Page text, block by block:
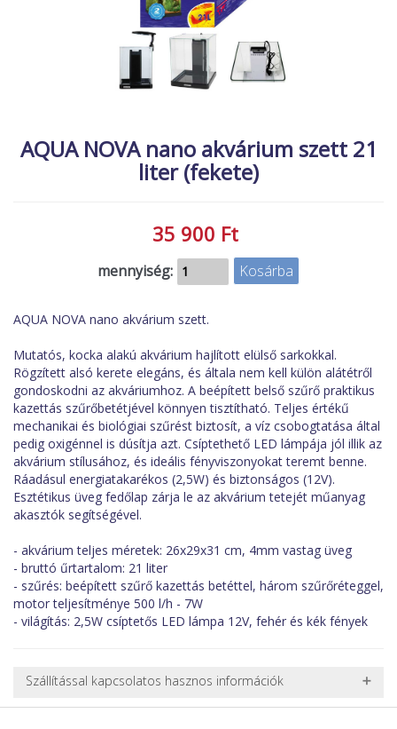
ÉLŐ ÉDESVÍZI
ÉLŐ TENGERI
NÖVÉNYEK
AQUA NOVA nano akvárium szett 21
liter (fekete)
35 900 Ft
mennyiség:
AQUA NOVA nano akvárium szett.
Mutatós, kocka alakú akvárium hajlított elülső sarkokkal.
Rögzített alsó kerete elegáns, és általa nem kell külön alátétről
gondoskodni az akváriumhoz. A beépített belső szűrő praktikus
kazettás szűrőbetétjével könnyen tisztítható. Teljes értékű
mechanikai és biológiai szűrést biztosít, a víz csobogtatása által
pedig oxigénnel is dúsítja azt. Csíptethető LED lámpája jól illik az
akvárium stílusához, és ideális fényviszonyokat teremt benne.
Ráadásul energiatakarékos (2,5W) és biztonságos (12V).
Esztétikus üveg fedőlap zárja le az akvárium tetejét műanyag
akasztók segítségével.
- akvárium teljes méretek: 26x29x31 cm, 4mm vastag üveg
- bruttó űrtartalom: 21 liter
- szűrés: beépített szűrő kazettás betéttel, három szűrőréteggel,
motor teljesítménye 500 l/h - 7W
- világítás: 2,5W csíptetős LED lámpa 12V, fehér és kék fények
Szállítással kapcsolatos hasznos információk